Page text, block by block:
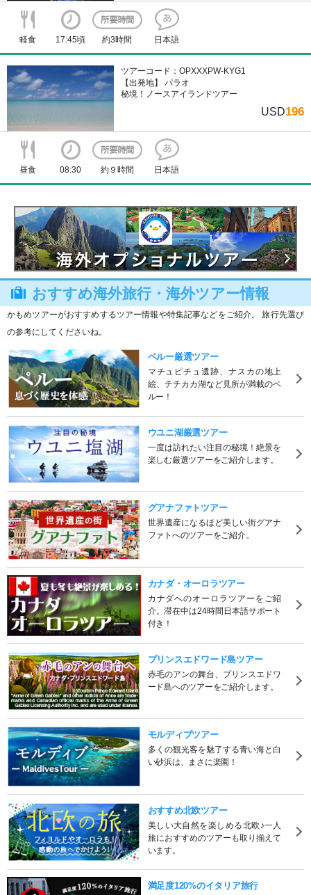
軽食 17:45頃 約3時間 日本語
ツアーコード：OPXXXPW-KYG1
【出発地】 パラオ
秘境！ノースアイランドツアー
USD196
昼食 08:30 約９時間 日本語
おすすめ海外旅行・海外ツアー情報
かもめツアーがおすすめするツアー情報や特集記事などをご紹介。 旅行先選び
の参考にしてくださいね。
ペルー厳選ツアー
マチュピチュ遺跡、ナスカの地上
絵、チチカカ湖など見所が満載のペ
ルー！
ウユニ湖厳選ツアー
一度は訪れたい注目の秘境！絶景を
楽しむ厳選ツアーをご紹介します。
グアナファトツアー
世界遺産になるほど美しい街グアナ
ファトへのツアーをご紹介。
カナダ・オーロラツアー
カナダへのオーロラツアーをご紹
介。滞在中は24時間日本語サポート
付き！
プリンスエドワード島ツアー
赤毛のアンの舞台、プリンスエドワ
ード島へのツアーをご紹介します。
モルディブツアー
多くの観光客を魅了する青い海と白
い砂浜は、まさに楽園！
おすすめ北欧ツアー
美しい大自然を楽しめる北欧♪一人
旅におすすめのツアーも取り揃えて
います。
満足度120%のイタリア旅行